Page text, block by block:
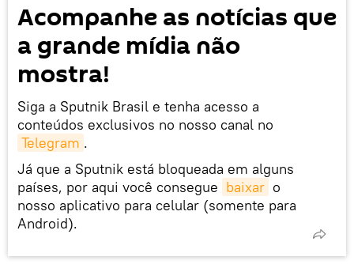
Acompanhe as notícias que
a grande mídia não
mostra!
Siga a Sputnik Brasil e tenha acesso a
conteúdos exclusivos no nosso canal no
Telegram .
Já que a Sputnik está bloqueada em alguns
países, por aqui você consegue baixar o
nosso aplicativo para celular (somente para
Android).